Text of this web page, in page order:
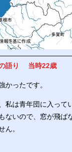
語り 当時22歳
かったです。
私は青年団に入って
ないので、窓が飛ば
ん。